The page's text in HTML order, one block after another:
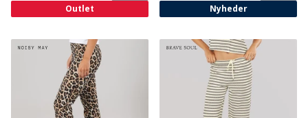
Outlet Nyheder